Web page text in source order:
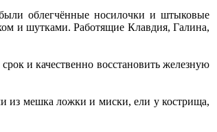
облегчённые носилочки и штыковые
и шутками. Работящие Клавдия, Галина,
и качественно восстановить железную
из мешка ложки и миски, ели у кострища,